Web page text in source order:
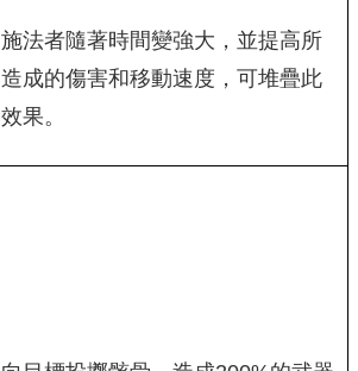
施法者隨著時間變強大，並提高所
造成的傷害和移動速度，可堆疊此
效果。